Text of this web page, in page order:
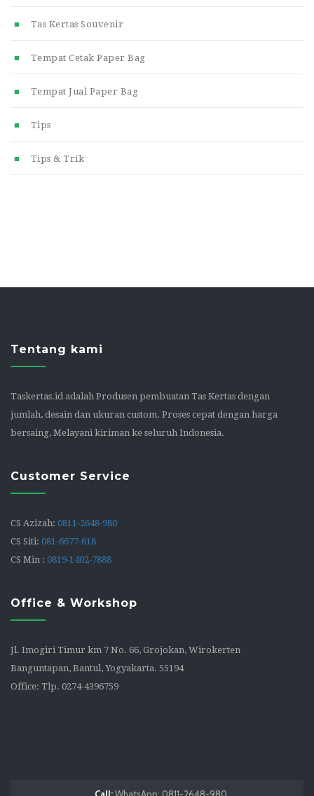
Tas Kertas Souvenir
Tempat Cetak Paper Bag
Tempat Jual Paper Bag
Tips
Tips & Trik
Tentang kami
Taskertas.id adalah Produsen pembuatan Tas Kertas dengan
jumlah, desain dan ukuran custom. Proses cepat dengan harga
bersaing, Melayani kiriman ke seluruh Indonesia.
Customer Service
CS Azizah: 0811-2648-980
CS Siti: 081-6677-618
CS Min : 0819-1402-7888
Office & Workshop
Jl. Imogiri Timur km 7 No. 66, Grojokan, Wirokerten
Banguntapan, Bantul, Yogyakarta. 55194
Office: Tlp. 0274-4396759
Call:WhatsApp: 0811-2648-980